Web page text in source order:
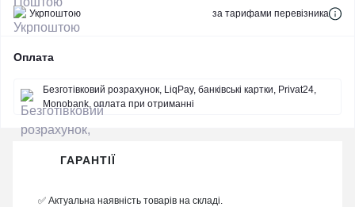
Укрпоштою за тарифами перевізника
Оплата
Безготівковий розрахунок, LiqPay, банківські картки, Privat24,
Monobank, оплата при отриманні
ГАРАНТІЇ
✅ Актуальна наявність товарів на складі.